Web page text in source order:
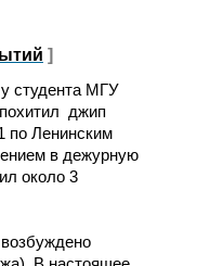
ытий ]
студента МГУ
джип
по Ленинским
в дежурную
около 3